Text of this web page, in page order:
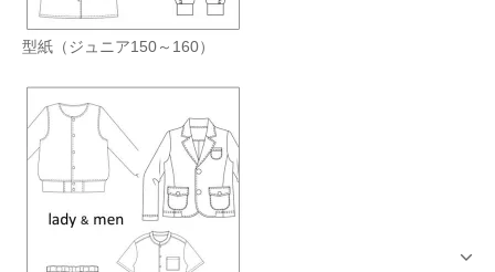
型紙（ジュニア150～160）